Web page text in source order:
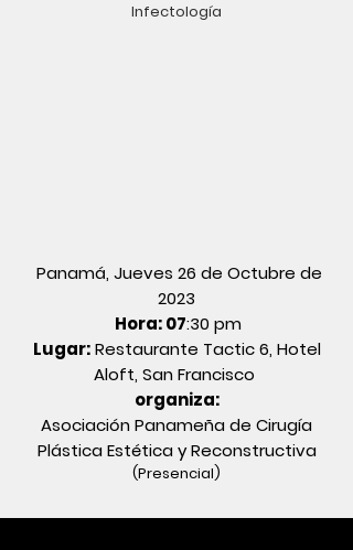
Infectología
Panamá, Jueves 26 de Octubre de
2023
Hora: 07:30 pm
Lugar:Restaurante Tactic 6, Hotel
Aloft, San Francisco
organiza:
Asociación Panameña de Cirugía
Plástica Estética y Reconstructiva
(Presencial)